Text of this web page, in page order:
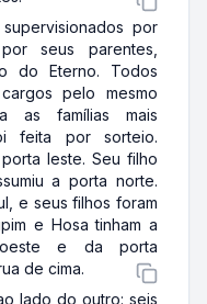
por
seus parentes,
do Eterno. Todos
pelo mesmo
as famílias mais
feita por sorteio.
leste. Seu filho
a porta norte.
e seus filhos foram
e Hosa tinham a
oeste e da porta
de cima.
lado do outro: seis